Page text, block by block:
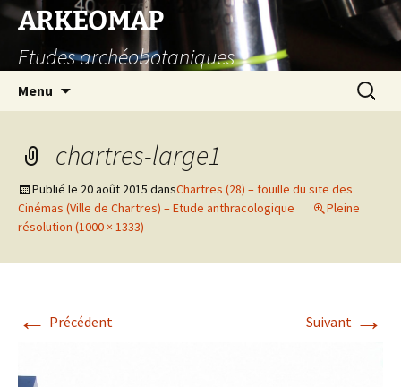
Aller
contenu
ARKEOMAP
Etudes archéobotaniques
Menu
chartres-large1
Publié le 20 août 2015 dansChartres (28) – fouille du site des
Cinémas (Ville de Chartres) – Etude anthracologique
Pleine
résolution (1000 × 1333)
← Précédent Suivant →